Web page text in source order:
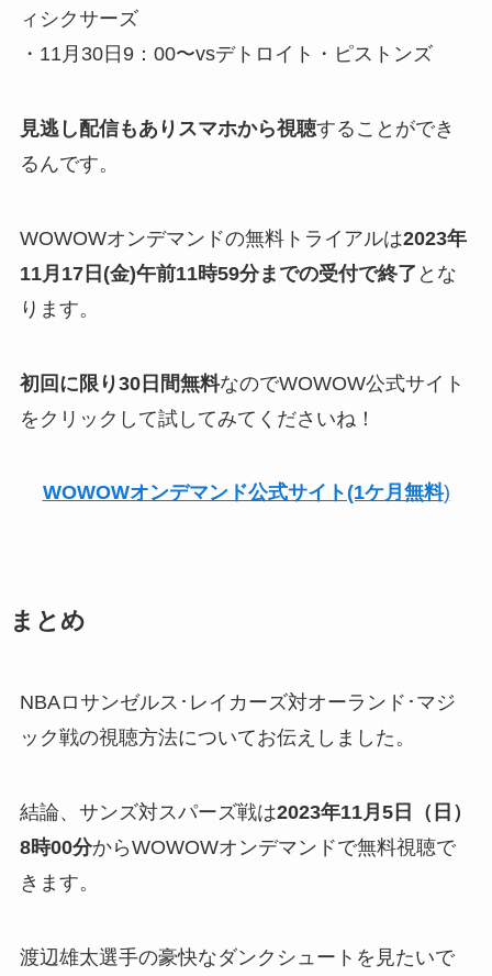
ィシクサーズ
・11月30日9：00〜vsデトロイト・ピストンズ
見逃し配信もありスマホから視聴することができ
るんです。
WOWOWオンデマンドの無料トライアルは2023年
11月17日(金)午前11時59分までの受付で終了 とな
ります。
初回に限り30日間無料なのでWOWOW公式サイト
をクリックして試してみてくださいね！
WOWOWオンデマンド公式サイト(1ケ月無料)
まとめ
NBAロサンゼルス･レイカーズ対オーランド･マジ
ック戦の視聴方法についてお伝えしました。
結論、サンズ対スパーズ戦は2023年11月5日（日）
8時00分からWOWOWオンデマンドで無料視聴で
きます。
渡辺雄太選手の豪快なダンクシュートを見たいで